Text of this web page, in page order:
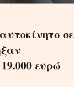
σε
ευρώ